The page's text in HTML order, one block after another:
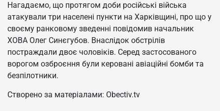
Нагадаємо, що протягом доби російські війська
атакували три населені пункти на Харківщині, про що у
своєму ранковому зведенні повідомив начальник
ХОВА Олег Синєгубов. Внаслідок обстрілів
постраждали двоє чоловіків. Серед застосованого
ворогом озброєння були керовані авіаційні бомби та
безпілотники.
Створено за матеріалами: Obectiv.tv